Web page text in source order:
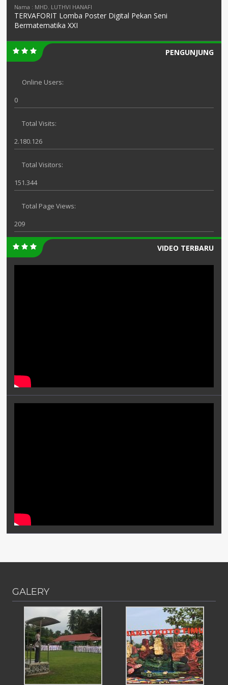
Nama : MHD. LUTHVI HANAFI
TERVAFORIT Lomba Poster Digital Pekan Seni
Bermatematika XXI
PENGUNJUNG
Online Users:
0
Total Visits:
2.180.126
Total Visitors:
151.344
Total Page Views:
209
VIDEO TERBARU
GALERY